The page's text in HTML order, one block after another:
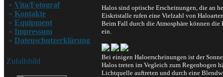
» Vita/Fotograf
» Kontakte
» Equipment
» Impressum
» Datenschutzerklärung
Zufallsbild
Halos sind optische Erscheinungen, die an
Eiskristalle rufen eine Vielzahl von
Beim Fall durch die Atmosphäre können
ein.
Bei einigen Haloerscheinungen ist der
Halos treten im Vegleich zum Regenbogen
Lichtquelle auftreten und durch eine